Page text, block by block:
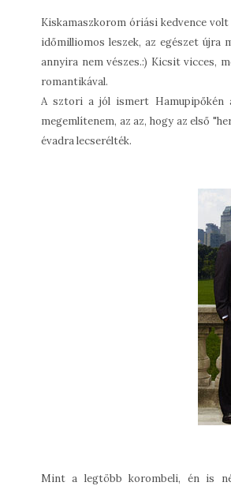
Kiskamaszkorom óriási kedvence
időmilliomos leszek, az egészet újra
annyira nem vészes.:) Kicsit vicces,
romantikával.
A sztori a jól ismert Hamupipőkén
megemlítenem, az az, hogy az első
évadra lecserélték.
Mint a legtöbb korombeli, én is